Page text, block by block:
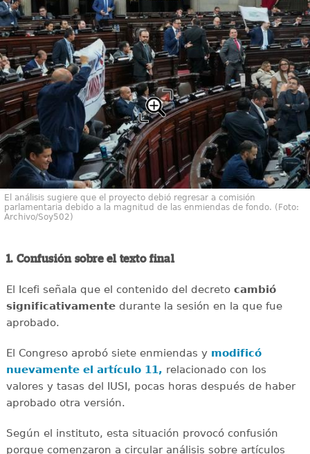
El análisis sugiere que el proyecto debió regresar a comisión
parlamentaria debido a la magnitud de las enmiendas de fondo. (Foto:
Archivo/Soy502)
1. Confusión sobre el texto final
El Icefi señala que el contenido del decreto cambió
significativamentedurante la sesión en la que fue
aprobado.
El Congreso aprobó siete enmiendas y modificó
nuevamente el artículo 11, relacionado con los
valores y tasas del IUSI, pocas horas después de haber
aprobado otra versión.
Según el instituto, esta situación provocó confusión
porque comenzaron a circular análisis sobre artículos